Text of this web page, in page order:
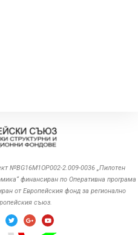
№BG16M1OP002-2.‎009-0036 „Пилотен
финансиран по Оперативна програма
от Европейския фонд за регионално
съюз.